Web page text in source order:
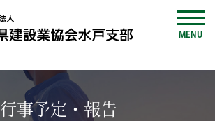
MENU
行事予定・報告